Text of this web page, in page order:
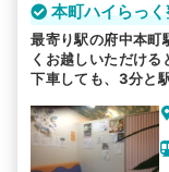
本町ハイらっ
最寄り駅の府中本町
くお越しいただけ
下車しても、3分と